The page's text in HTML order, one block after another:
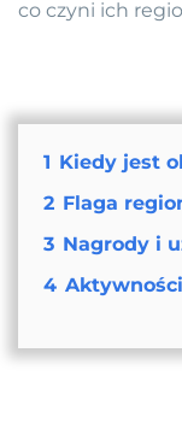
co czyni ich
1 Kiedy jest
2 Flaga
3 Nagrody i
4